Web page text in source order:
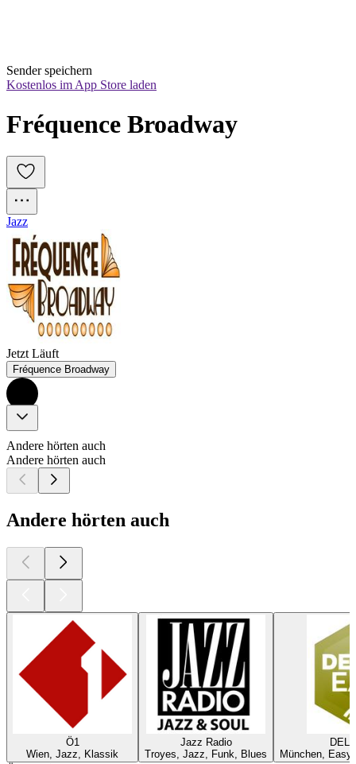
Sender speichern
Kostenlos im App Store laden
Fréquence Broadway
Jazz
Jetzt Läuft
Fréquence Broadway
Andere hörten auch
Andere hörten auch
Andere hörten auch
Ö1
Wien, Jazz, Klassik
Jazz Radio
Troyes, Jazz, Funk, Blues
München,